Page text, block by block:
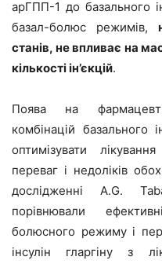
арГПП-1 до базального
базал-болюс режимів,
станів, не впливає на
кількості ін’єкцій.
Поява на
комбінацій базального
оптимізувати
переваг і недоліків
дослідженні A.G.
порівнювали
болюсного режиму і
інсулін гларгіну з